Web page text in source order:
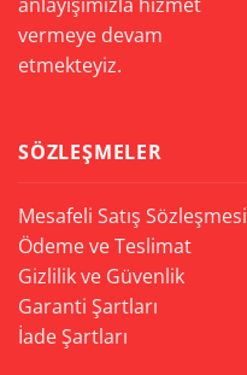
vermeye devam
etmekteyiz.
SÖZLEŞMELER
Mesafeli Satış Sözleşmesi
Ödeme ve Teslimat
Gizlilik ve Güvenlik
Garanti Şartları
İade Şartları